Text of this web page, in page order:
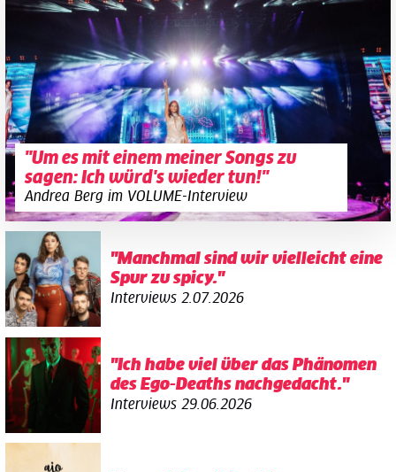
"Um es mit einem meiner Songs zu
sagen: Ich würd's wieder tun!"
Andrea Berg im VOLUME-Interview
"Manchmal sind wir vielleicht eine
Spur zu spicy."
Interviews 2.07.2026
"Ich habe viel über das Phänomen
des Ego-Deaths nachgedacht."
Interviews 29.06.2026